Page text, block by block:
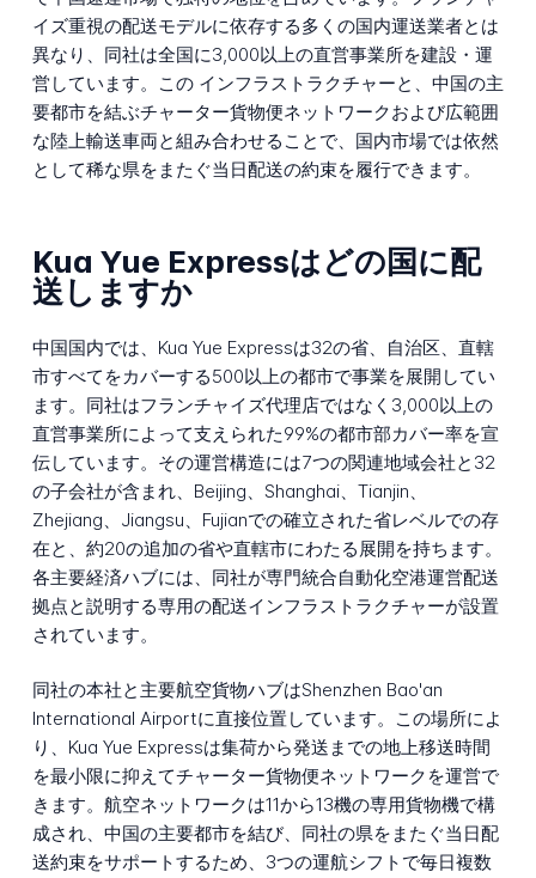
イズ重視の配送モデルに依存する多くの国内運送業者とは
異なり、同社は全国に3,000以上の直営事業所を建設・運
営しています。この インフラストラクチャーと、中国の主
要都市を結ぶチャーター貨物便ネットワークおよび広範囲
な陸上輸送車両と組み合わせることで、国内市場では依然
として稀な県をまたぐ当日配送の約束を履行できます。
Kua Yue Expressはどの国に配
送しますか
中国国内では、Kua Yue Expressは32の省、自治区、直轄
市すべてをカバーする500以上の都市で事業を展開してい
ます。同社はフランチャイズ代理店ではなく3,000以上の
直営事業所によって支えられた99%の都市部カバー率を宣
伝しています。その運営構造には7つの関連地域会社と32
の子会社が含まれ、Beijing、Shanghai、Tianjin、
Zhejiang、Jiangsu、Fujianでの確立された省レベルでの存
在と、約20の追加の省や直轄市にわたる展開を持ちます。
各主要経済ハブには、同社が専門統合自動化空港運営配送
拠点と説明する専用の配送インフラストラクチャーが設置
されています。
同社の本社と主要航空貨物ハブはShenzhen Bao'an
International Airportに直接位置しています。この場所によ
り、Kua Yue Expressは集荷から発送までの地上移送時間
を最小限に抑えてチャーター貨物便ネットワークを運営で
きます。航空ネットワークは11から13機の専用貨物機で構
成され、中国の主要都市を結び、同社の県をまたぐ当日配
送約束をサポートするため、3つの運航シフトで毎日複数